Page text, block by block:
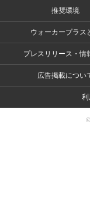
推奨環境
ウォーカープラス
プレスリリース・情
広告掲載につい